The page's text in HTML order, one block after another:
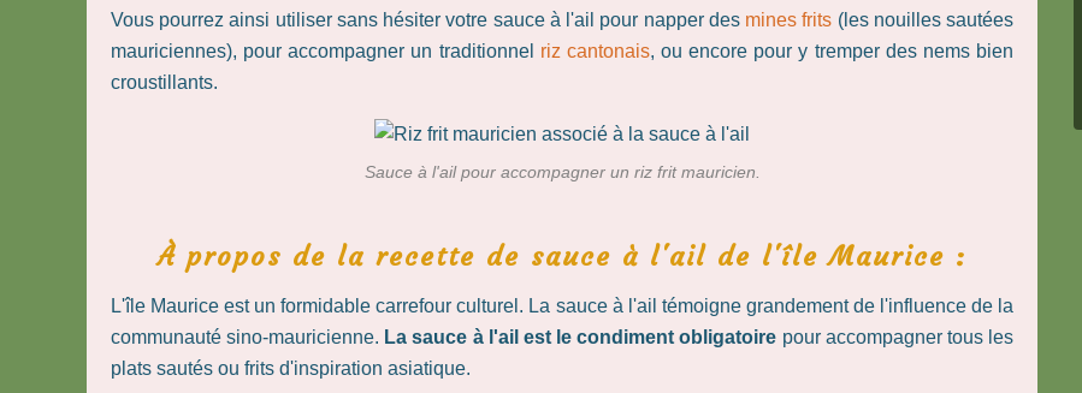
Vous pourrez ainsi utiliser sans hésiter votre sauce à l'ail pour napper des mines frits (les nouilles sautées
mauriciennes), pour accompagner un traditionnel riz cantonais, ou encore pour y tremper des nems bien
croustillants.
Sauce à l'ail pour accompagner un riz frit mauricien.
À propos de la recette de sauce à l'ail de l'île Maurice :
L'île Maurice est un formidable carrefour culturel. La sauce à l'ail témoigne grandement de l'influence de la
communauté sino-mauricienne. La sauce à l'ail est le condiment obligatoire pour accompagner tous les
plats sautés ou frits d'inspiration asiatique.